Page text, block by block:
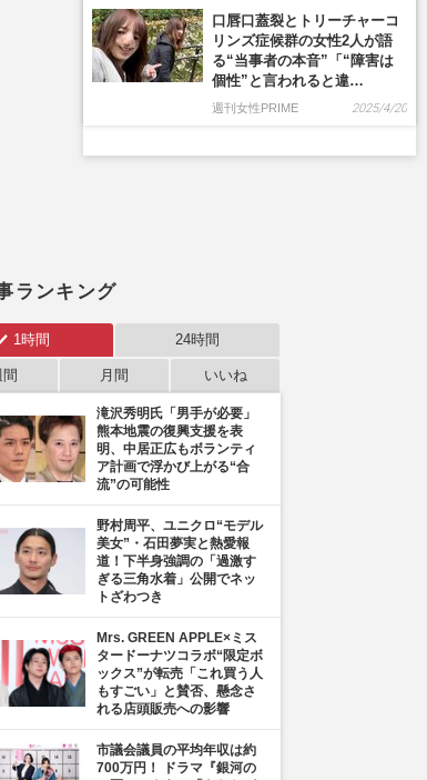
ランキング
1時間 24時間
月間 いいね
滝沢秀明氏「男手が必要」
熊本地震の復興支援を表
明、中居正広もボランティ
ア計画で浮かび上がる“合
流”の可能性
野村周平、ユニクロ“モデル
美女”・石田夢実と熱愛報
道！下半身強調の「過激す
ぎる三角水着」公開でネッ
トざわつき
Mrs. GREEN APPLE×ミス
タードーナツコラボ“限定ボ
ックス”が転売「これ買う人
もすごい」と賛否、懸念さ
れる店頭販売への影響
市議会議員の平均年収は約
700万円！ ドラマ『銀河の
口唇口蓋裂とトリーチャーコ
リンズ症候群の女性2人が語
る“当事者の本音”「“障害は
個性”と言われると違…
週刊女性PRIME 2025/4/20